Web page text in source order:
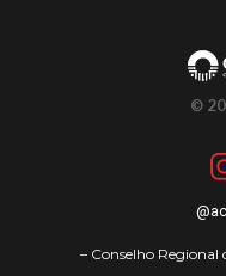
©
– Conselho